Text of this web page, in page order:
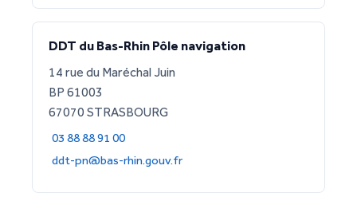
DDT du Bas-Rhin Pôle navigation
14 rue du Maréchal Juin
BP 61003
67070 STRASBOURG
03 88 88 91 00
ddt-pn@bas-rhin.gouv.fr